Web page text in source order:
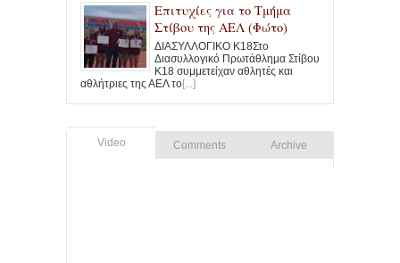
Επιτυχίες για το Τμήμα
Στίβου της ΑΕΛ (Φώτο)
ΔΙΑΣΥΛΛΟΓΙΚΟ Κ18Στο
Διασυλλογικό Πρωτάθλημα Στίβου
Κ18 συμμετείχαν αθλητές και
αθλήτριες της ΑΕΛ το[...]
Video Comments Archive